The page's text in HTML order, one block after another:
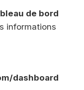
de bord
informations
dashboard